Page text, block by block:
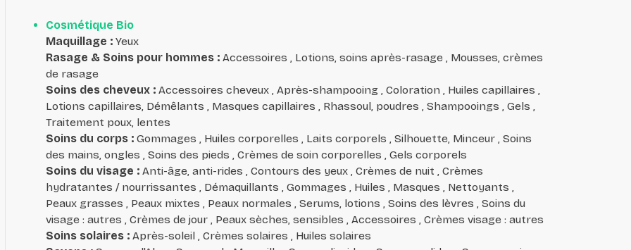
Cosmétique Bio
Maquillage :Yeux
Rasage & Soins pour hommes :Accessoires , Lotions, soins après-rasage , Mousses, crèmes
de rasage
Soins des cheveux :Accessoires cheveux , Après-shampooing , Coloration , Huiles capillaires ,
Lotions capillaires, Démêlants , Masques capillaires , Rhassoul, poudres , Shampooings , Gels ,
Traitement poux, lentes
Soins du corps :Gommages , Huiles corporelles , Laits corporels , Silhouette, Minceur , Soins
des mains, ongles , Soins des pieds , Crèmes de soin corporelles , Gels corporels
Soins du visage :Anti-âge, anti-rides , Contours des yeux , Crèmes de nuit , Crèmes
hydratantes / nourrissantes , Démaquillants , Gommages , Huiles , Masques , Nettoyants ,
Peaux grasses , Peaux mixtes , Peaux normales , Serums, lotions , Soins des lèvres , Soins du
visage : autres , Crèmes de jour , Peaux sèches, sensibles , Accessoires , Crèmes visage : autres
Soins solaires :Après-soleil , Crèmes solaires , Huiles solaires